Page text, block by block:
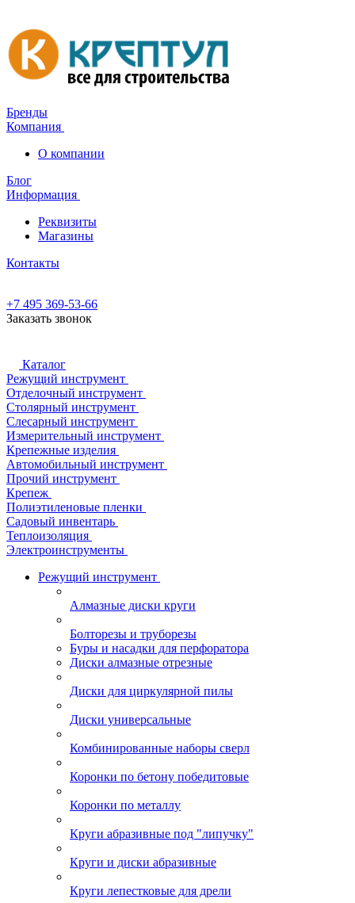
Бренды
Компания
О компании
Блог
Информация
Реквизиты
Магазины
Контакты
+7 495 369-53-66
Заказать звонок
Каталог
Режущий инструмент
Отделочный инструмент
Столярный инструмент
Слесарный инструмент
Измерительный инструмент
Крепежные изделия
Автомобильный инструмент
Прочий инструмент
Крепеж
Полиэтиленовые пленки
Садовый инвентарь
Теплоизоляция
Электроинструменты
Режущий инструмент
Алмазные диски круги
Болторезы и труборезы
Буры и насадки для перфоратора
Диски алмазные отрезные
Диски для циркулярной пилы
Диски универсальные
Комбинированные наборы сверл
Коронки по бетону победитовые
Коронки по металлу
Круги абразивные под "липучку"
Круги и диски абразивные
Круги лепестковые для дрели